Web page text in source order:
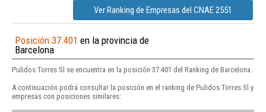
Ver Ranking de Empresas del CNAE 2551
Posición 37.401 en la provincia de
Barcelona
Pulidos Torres Sl se encuentra en la posición 37.401 del Ranking de Barcelona.
A continuación podrá consultar la posición en el ranking de Pulidos Torres Sl y
empresas con posiciones similares: